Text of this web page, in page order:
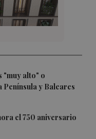
"muy alto" o
y Baleares
el 750 aniversario